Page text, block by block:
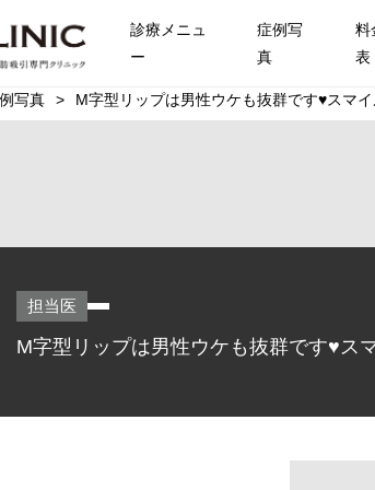
診療メニュ
ー
症例写
真
料
表
写真 M字型リップは男性ウケも抜群です♥スマ
担当医
M字型リップは男性ウケも抜群です♥ス